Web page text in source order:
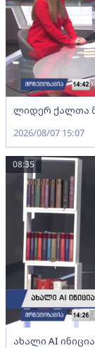
ლიდერ ქალთა
2026/08/07 15:07
ახალი AI
08:35